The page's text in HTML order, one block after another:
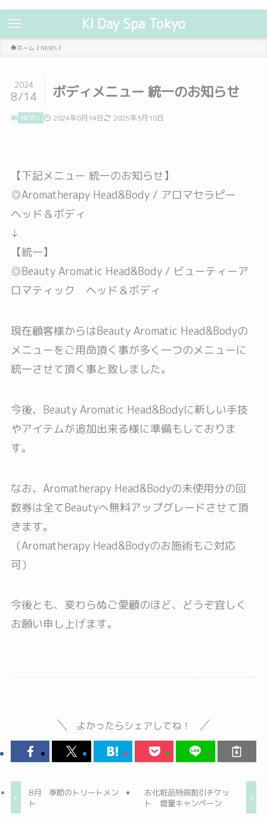
KI Day Spa Tokyo
ホーム NEWS
ボディメニュー 統一のお知らせ
2024
8/14
NEWS 2024年8月14日 2025年3月10日
【下記メニュー 統一のお知らせ】
◎Aromatherapy Head&Body / アロマセラピー
ヘッド＆ボディ
↓
【統一】
◎Beauty Aromatic Head&Body / ビューティーア
ロマティック ヘッド＆ボディ
現在顧客様からはBeauty Aromatic Head&Bodyの
メニューをご用命頂く事が多く一つのメニューに
統一させて頂く事と致しました。
今後、Beauty Aromatic Head&Bodyに新しい手技
やアイテムが追加出来る様に準備もしておりま
す。
なお、Aromatherapy Head&Bodyの未使用分の回
数券は全てBeautyへ無料アップグレードさせて頂
きます。
（Aromatherapy Head&Bodyのお施術もご対応
可）
今後とも、変わらぬご愛顧のほど、どうぞ宜しく
お願い申し上げます。
よかったらシェアしてね！
8月 季節のトリートメン
ト
お化粧品特典割引チケッ
ト 増量キャンペーン